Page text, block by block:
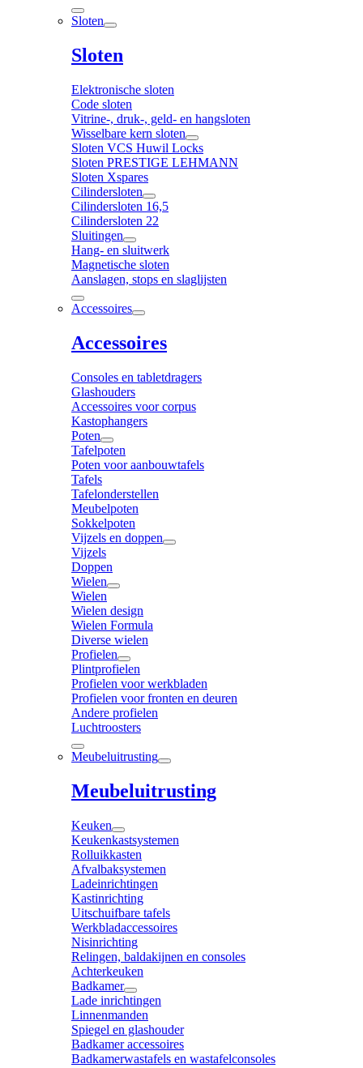
Sloten
Sloten
Elektronische sloten
Code sloten
Vitrine-, druk-, geld- en hangsloten
Wisselbare kern sloten
Sloten VCS Huwil Locks
Sloten PRESTIGE LEHMANN
Sloten Xspares
Cilindersloten
Cilindersloten 16,5
Cilindersloten 22
Sluitingen
Hang- en sluitwerk
Magnetische sloten
Aanslagen, stops en slaglijsten
Accessoires
Accessoires
Consoles en tabletdragers
Glashouders
Accessoires voor corpus
Kastophangers
Poten
Tafelpoten
Poten voor aanbouwtafels
Tafels
Tafelonderstellen
Meubelpoten
Sokkelpoten
Vijzels en doppen
Vijzels
Doppen
Wielen
Wielen
Wielen design
Wielen Formula
Diverse wielen
Profielen
Plintprofielen
Profielen voor werkbladen
Profielen voor fronten en deuren
Andere profielen
Luchtroosters
Meubeluitrusting
Meubeluitrusting
Keuken
Keukenkastsystemen
Rolluikkasten
Afvalbaksystemen
Ladeinrichtingen
Kastinrichting
Uitschuifbare tafels
Werkbladaccessoires
Nisinrichting
Relingen, baldakijnen en consoles
Achterkeuken
Badkamer
Lade inrichtingen
Linnenmanden
Spiegel en glashouder
Badkamer accessoires
Badkamerwastafels en wastafelconsoles